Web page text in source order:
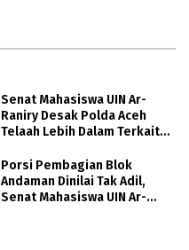
Senat Mahasiswa UIN Ar-
Raniry Desak Polda Aceh
Telaah Lebih Dalam Terkait
Penyelamat Harapan Rakyat
Porsi Pembagian Blok
Andaman Dinilai Tak Adil,
Senat Mahasiswa UIN Ar-